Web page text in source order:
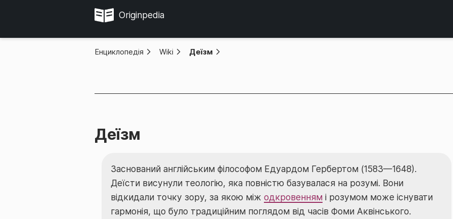
Originpedia
Енциклопедія Wiki Деїзм
Деїзм
Заснований англійським філософом Едуардом Гербертом (1583—1648).
Деїсти висунули теологію, яка повністю базувалася на розумі. Вони
відкидали точку зору, за якою між одкровеннямі розумом може існувати
гармонія, що було традиційним поглядом від часів Фоми Аквінського.